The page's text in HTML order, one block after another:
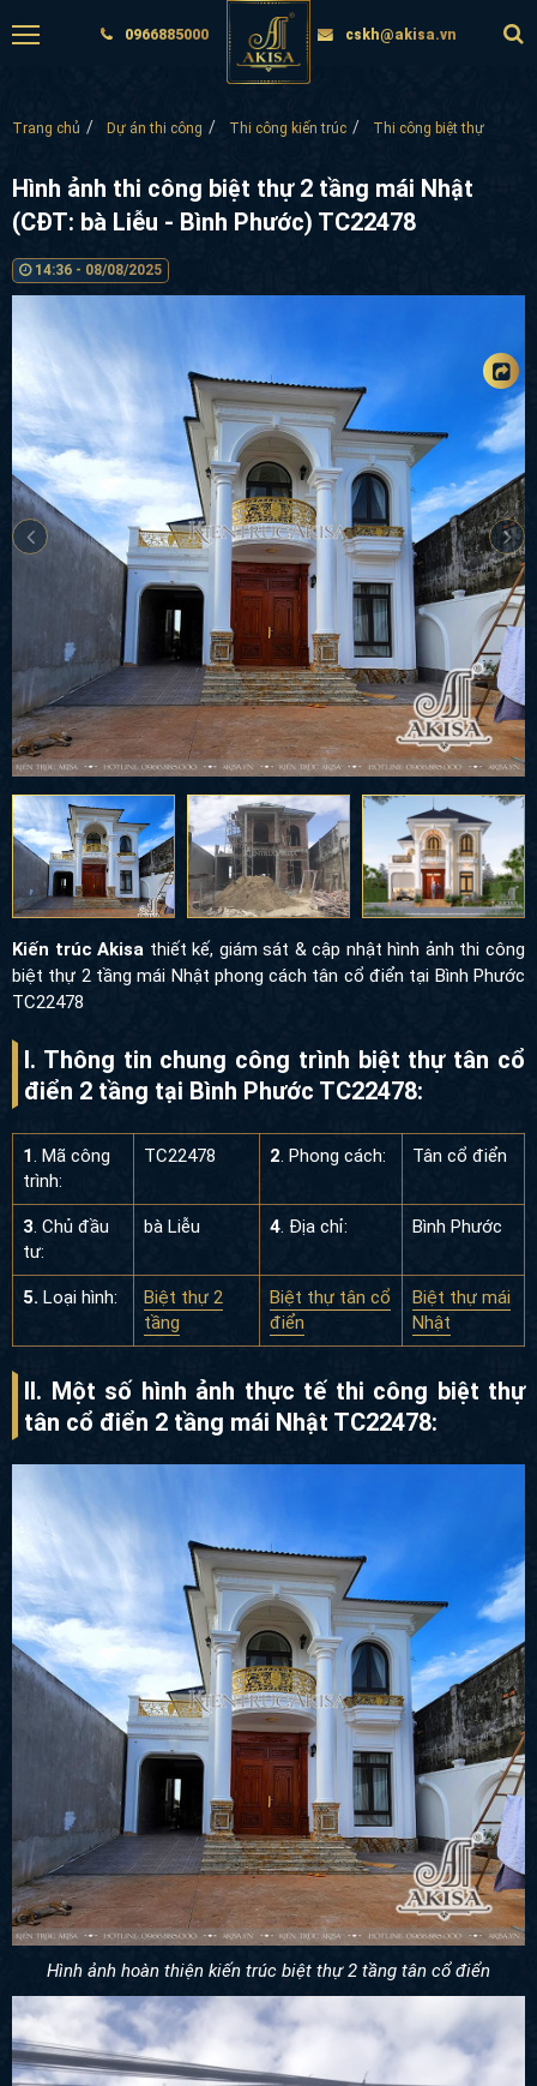
0966885000 cskh@akisa.vn
Trang chủ Dự án thi công Thi công kiến trúc Thi công biệt thự
Hình ảnh thi công biệt thự 2 tầng mái Nhật
(CĐT: bà Liễu - Bình Phước) TC22478
14:36 - 08/08/2025
Kiến trúc Akisa thiết kế, giám sát & cập nhật hình ảnh thi công
biệt thự 2 tầng mái Nhật phong cách tân cổ điển tại Bình Phước
TC22478
I. Thông tin chung công trình biệt thự tân cổ
điển 2 tầng tại Bình Phước TC22478:
1 . Mã công
trình:
TC22478 2 . Phong cách: Tân cổ điển
3 . Chủ đầu
tư:
bà Liễu 4 . Địa chỉ: Bình Phước
5. Loại hình:
Biệt thự 2
tầng
Biệt thự tân cổ
điển
Biệt thự mái
Nhật
II. Một số hình ảnh thực tế thi công biệt thự
tân cổ điển 2 tầng mái Nhật TC22478:
Hình ảnh hoàn thiện kiến trúc biệt thự 2 tầng tân cổ điển